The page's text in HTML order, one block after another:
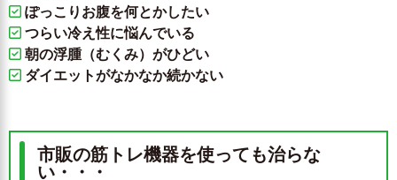
ぽっこりお腹を何とかしたい
つらい冷え性に悩んでいる
朝の浮腫（むくみ）がひどい
ダイエットがなかなか続かない
市販の筋トレ機器を使っても治らな
い・・・